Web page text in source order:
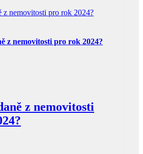
z nemovitosti pro rok 2024?
z nemovitosti pro rok 2024?
z nemovitosti